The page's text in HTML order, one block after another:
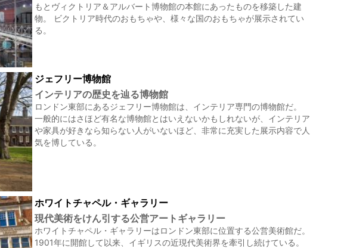
もとヴィクトリア＆アルバート博物館の本館にあったものを移築した建
物。 ビクトリア時代のおもちゃや、様々な国のおもちゃが展示されてい
る。
ジェフリー博物館
インテリアの歴史を辿る博物館
ロンドン東部にあるジェフリー博物館は、インテリア専門の博物館だ。
一般的にはさほど有名な博物館とはいえないかもしれないが、インテリア
や家具が好きなら知らない人がいないほど、非常に充実した展示内容で人
気を博している。
ホワイトチャペル・ギャラリー
現代美術をけん引する公営アートギャラリー
ホワイトチャペル・ギャラリーはロンドン東部に位置する公営美術館だ。
1901年に開館して以来、イギリスの近現代美術界を牽引し続けている。